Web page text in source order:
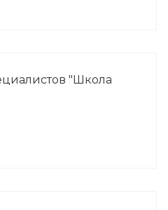
"Школа